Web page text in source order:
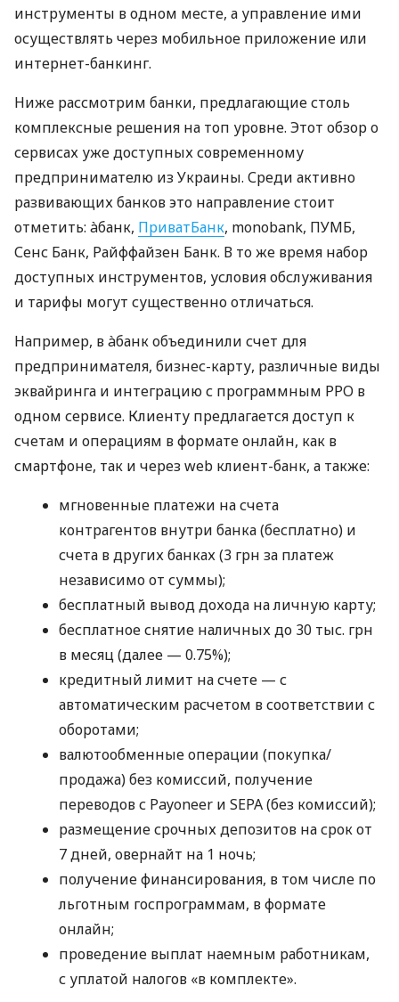
инструменты в одном месте, а управление ими
осуществлять через мобильное приложение или
интернет-банкинг.
Ниже рассмотрим банки, предлагающие столь
комплексные решения на топ уровне. Этот обзор о
сервисах уже доступных современному
предпринимателю из Украины. Среди активно
развивающих банков это направление стоит
отметить: àбанк, ПриватБанк, monobank, ПУМБ,
Сенс Банк, Райффайзен Банк. В то же время набор
доступных инструментов, условия обслуживания
и тарифы могут существенно отличаться.
Например, в àбанк объединили счет для
предпринимателя, бизнес-карту, различные виды
эквайринга и интеграцию с программным РРО в
одном сервисе. Клиенту предлагается доступ к
счетам и операциям в формате онлайн, как в
смартфоне, так и через web клиент-банк, а также:
мгновенные платежи на счета
контрагентов внутри банка (бесплатно) и
счета в других банках (3 грн за платеж
независимо от суммы);
бесплатный вывод дохода на личную карту;
бесплатное снятие наличных до 30 тыс. грн
в месяц (далее — 0.75%);
кредитный лимит на счете — с
автоматическим расчетом в соответствии с
оборотами;
валютообменные операции (покупка/
продажа) без комиссий, получение
переводов с Payoneer и SEPA (без комиссий);
размещение срочных депозитов на срок от
7 дней, овернайт на 1 ночь;
получение финансирования, в том числе по
льготным госпрограммам, в формате
онлайн;
проведение выплат наемным работникам,
с уплатой налогов «в комплекте».